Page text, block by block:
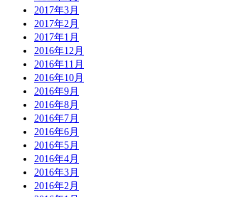
2017年3月
2017年2月
2017年1月
2016年12月
2016年11月
2016年10月
2016年9月
2016年8月
2016年7月
2016年6月
2016年5月
2016年4月
2016年3月
2016年2月